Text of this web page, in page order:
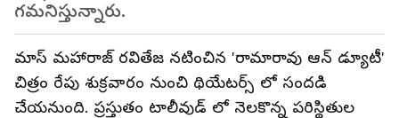
గమనిస్తున్నారు.
మాస్ మహారాజ్ రవితేజ నటించిన 'రామారావు ఆన్ డ్యూటీ'
చిత్రం రేపు శుక్రవారం నుంచి థియేటర్స్ లో సందడి
చేయనుంది. ప్రస్తుతం టాలీవుడ్ లో నెలకొన్న పరిస్థితుల